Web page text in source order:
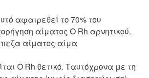
αφαιρεθεί το 70% του
αίματος Ο Rh αρνητικού.
αίματος αίμα
Ο Rh θετικό. Ταυτόχρονα με τη